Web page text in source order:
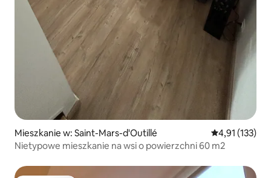
Mieszkanie w: Saint-Mars-d'Outillé Średnia
4,91 (133)
Nietypowe mieszkanie na wsi o powierzchni 60 m2